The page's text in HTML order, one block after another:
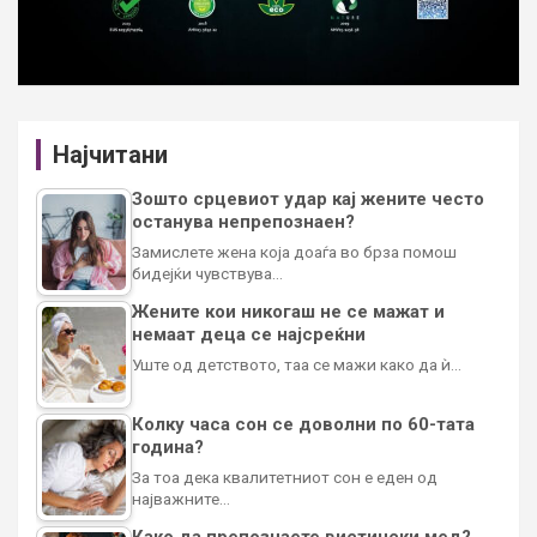
Најчитани
Зошто срцевиот удар кај жените често
останува непрепознаен?
Замислете жена која доаѓа во брза помош
бидејќи чувствува…
Жените кои никогаш не се мажат и
немаат деца се најсреќни
Уште од детството, таа се мажи како да ѝ…
Колку часа сон се доволни по 60-тата
година?
За тоа дека квалитетниот сон е еден од
најважните…